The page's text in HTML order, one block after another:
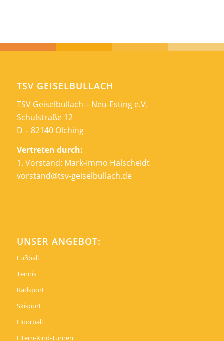
TSV GEISELBULLACH
TSV Geiselbullach – Neu-Esting e.V.
Schulstraße 12
D – 82140 Olching
Vertreten durch:
1. Vorstand: Mark-Immo Halscheidt
vorstand@tsv-geiselbullach.de
UNSER ANGEBOT:
Fußball
Tennis
Radsport
Skisport
Floorball
Eltern-Kind-Turnen